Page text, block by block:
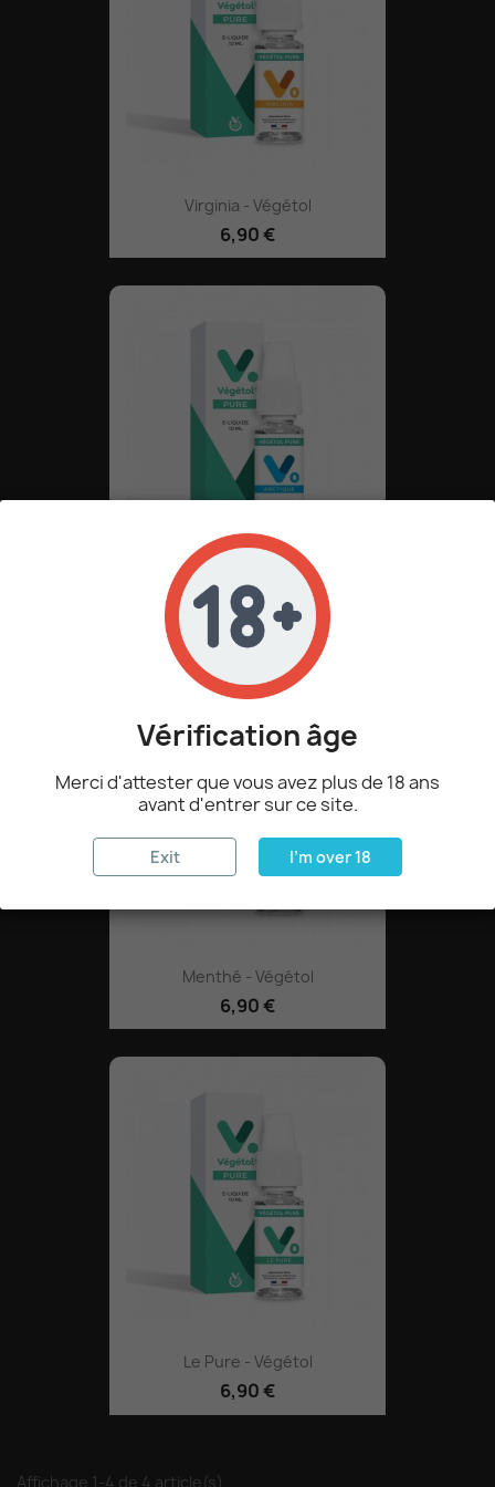
Virginia - Végétol
6,90 €
Arctique - Végétol
6,90 €
Menthé - Végétol
6,90 €
Le Pure - Végétol
6,90 €
Affichage 1-4 de 4 article(s)
Vérification âge
Merci d'attester que vous avez plus de 18 ans
avant d'entrer sur ce site.
Exit I'm over 18